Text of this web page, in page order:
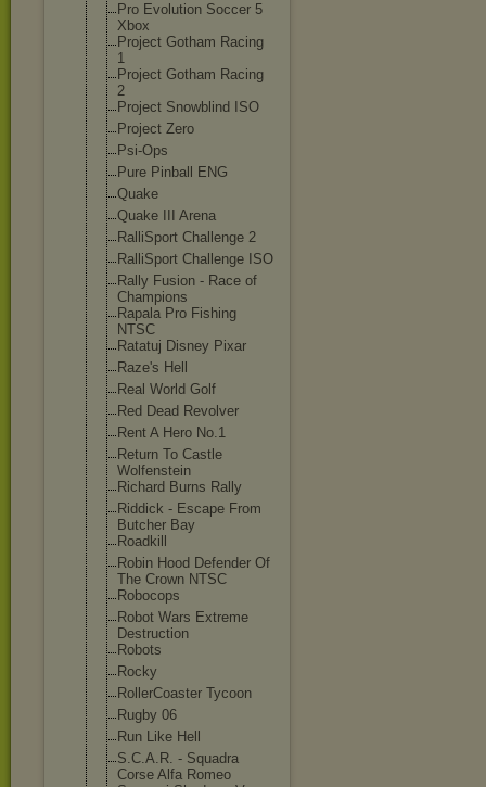
Pro Evolution Soccer 5
Xbox
Project Gotham Racing
1
Project Gotham Racing
2
Project Snowblind ISO
Project Zero
Psi-Ops
Pure Pinball ENG
Quake
Quake III Arena
RalliSport Challenge 2
RalliSport Challenge ISO
Rally Fusion - Race of
Champions
Rapala Pro Fishing
NTSC
Ratatuj Disney Pixar
Raze's Hell
Real World Golf
Red Dead Revolver
Rent A Hero No.1
Return To Castle
Wolfenstein
Richard Burns Rally
Riddick - Escape From
Butcher Bay
Roadkill
Robin Hood Defender Of
The Crown NTSC
Robocops
Robot Wars Extreme
Destruction
Robots
Rocky
RollerCoaster Tycoon
Rugby 06
Run Like Hell
S.C.A.R. - Squadra
Corse Alfa Romeo